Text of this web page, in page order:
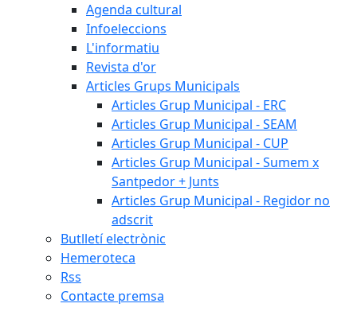
Agenda cultural
Infoeleccions
L'informatiu
Revista d'or
Articles Grups Municipals
Articles Grup Municipal - ERC
Articles Grup Municipal - SEAM
Articles Grup Municipal - CUP
Articles Grup Municipal - Sumem x
Santpedor + Junts
Articles Grup Municipal - Regidor no
adscrit
Butlletí electrònic
Hemeroteca
Rss
Contacte premsa